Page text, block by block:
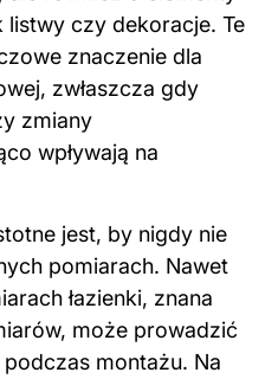
listwy czy dekoracje. Te
znaczenie dla
zwłaszcza gdy
zmiany
wpływają na
jest, by nigdy nie
pomiarach. Nawet
łazienki, znana
może prowadzić
montażu. Na